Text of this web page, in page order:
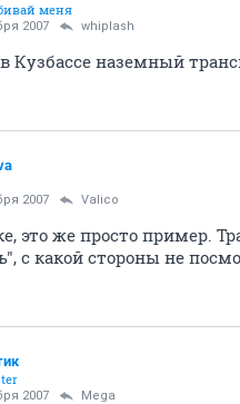
меня
2007 whiplash
Кузбассе наземный
2007 Valico
это же просто пример.
с какой стороны не
2007 Mega